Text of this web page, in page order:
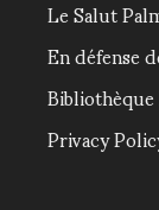
Le Salut
En défense
Privacy